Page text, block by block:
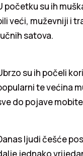
početku su ih
veći, muževniji i
satova.
su ih počeli
te većina
do pojave
ljudi češće